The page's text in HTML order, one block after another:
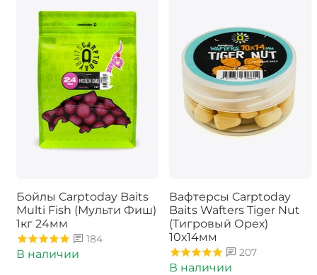
Бойлы Carptoday Baits
Multi Fish (Мульти Фиш)
1кг 24мм
184
В наличии
Вафтерсы Carptoday
Baits Wafters Tiger Nut
(Тигровый Орех)
10х14мм
207
В наличии